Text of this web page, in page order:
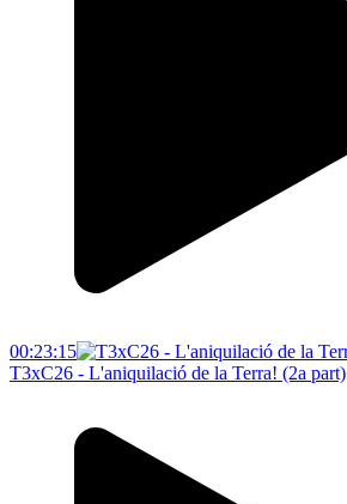
00:23:15
T3xC26 - L'aniquilació de la Terra! (2a part)